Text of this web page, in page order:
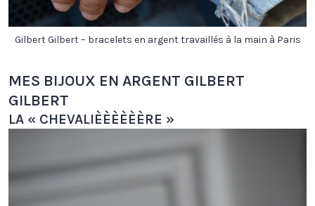
Gilbert Gilbert – bracelets en argent travaillés à la main à Paris
MES BIJOUX EN ARGENT GILBERT
GILBERT
LA « CHEVALIÈÈÈÈÈÈRE »